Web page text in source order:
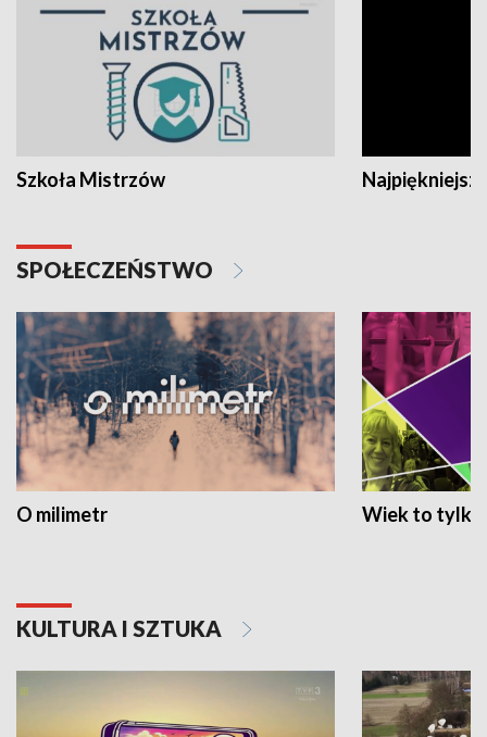
Szkoła Mistrzów
SPOŁECZEŃSTWO
O milimetr Wiek to tylko
KULTURA I SZTUKA